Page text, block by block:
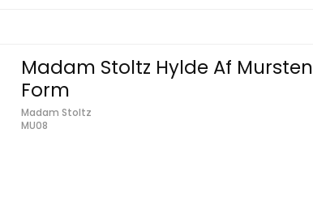
Madam Stoltz Hylde Af Mursten
Form
Madam Stoltz
MU08